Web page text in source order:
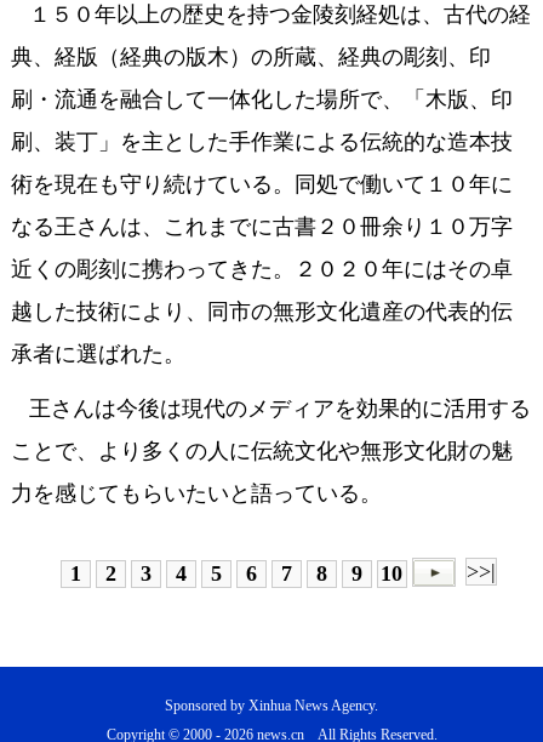
１５０年以上の歴史を持つ金陵刻経処は、古代の経
典、経版（経典の版木）の所蔵、経典の彫刻、印
刷・流通を融合して一体化した場所で、「木版、印
刷、装丁」を主とした手作業による伝統的な造本技
術を現在も守り続けている。同処で働いて１０年に
なる王さんは、これまでに古書２０冊余り１０万字
近くの彫刻に携わってきた。２０２０年にはその卓
越した技術により、同市の無形文化遺産の代表的伝
承者に選ばれた。
王さんは今後は現代のメディアを効果的に活用する
ことで、より多くの人に伝統文化や無形文化財の魅
力を感じてもらいたいと語っている。
1 2 3 4 5 6 7 8 9 10 >>|
Sponsored by Xinhua News Agency.
Copyright © 2000 - 2026 news.cn All Rights Reserved.